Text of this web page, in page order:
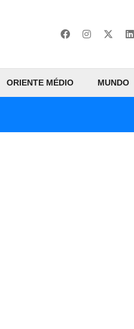
ORIENTE MÉDIO MUNDO